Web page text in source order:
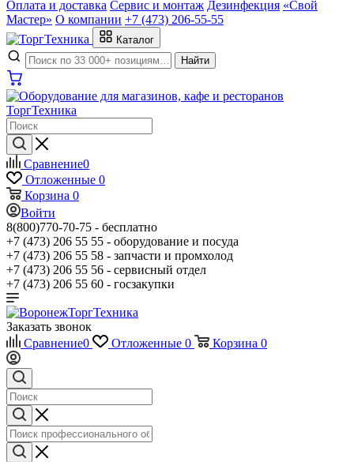
Оплата и доставка Сервис и монтаж Дезинфекция «Свой
Мастер» О компании +7 (473) 206-55-55
Каталог
Найти
Сравнение0
Отложенные 0
Корзина 0
Войти
8(800)770-70-75 - бесплатно
+7 (473) 206 55 55 - оборудование и посуда
+7 (473) 206 55 58 - запчасти и промхолод
+7 (473) 206 55 56 - сервисный отдел
+7 (473) 206 55 60 - госзакупки
Заказать звонок
Сравнение0 Отложенные 0 Корзина 0